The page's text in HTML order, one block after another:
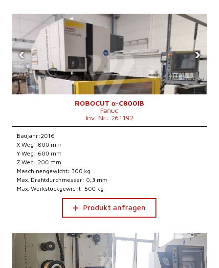
‹ ›
ROBOCUT α-C800iB
Fanuc
Inv. Nr.: 261192
Baujahr:2016
X Weg: 800 mm
Y Weg: 600 mm
Z Weg: 200 mm
Maschinengewicht: 300 kg
Max. Drahtdurchmesser: 0,3 mm
Max. Werkstückgewicht: 500 kg
Produkt anfragen